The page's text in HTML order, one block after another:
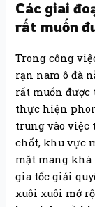
Các giai
rất muốn
Trong công
rạn nam ô đà
rất muốn được
thực hiện
trung vào việc
chốt, khu vực
mặt mang
gia tốc giải
xuôi xuôi mở